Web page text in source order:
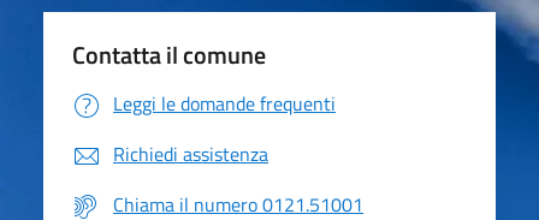
Contatta il comune
Leggi le domande frequenti
Richiedi assistenza
Chiama il numero 0121.51001